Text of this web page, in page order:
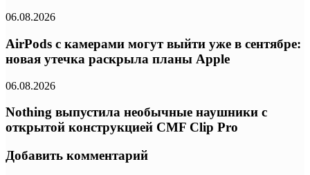
06.08.2026
AirPods с камерами могут выйти уже в сентябре:
новая утечка раскрыла планы Apple
06.08.2026
Nothing выпустила необычные наушники с
открытой конструкцией CMF Clip Pro
Добавить комментарий